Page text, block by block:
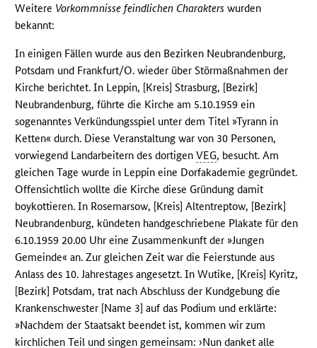
Weitere Vorkommnisse feindlichen Charakters wurden
bekannt:
In einigen Fällen wurde aus den Bezirken Neubrandenburg,
Potsdam und Frankfurt/O. wieder über Störmaßnahmen der
Kirche berichtet. In Leppin, [Kreis] Strasburg, [Bezirk]
Neubrandenburg, führte die Kirche am 5.10.1959 ein
sogenanntes Verkündungsspiel unter dem Titel »Tyrann in
Ketten« durch. Diese Veranstaltung war von 30 Personen,
vorwiegend Landarbeitern des dortigenVEG, besucht. Am
gleichen Tage wurde in Leppin eine Dorfakademie gegründet.
Offensichtlich wollte die Kirche diese Gründung damit
boykottieren. In Rosemarsow, [Kreis] Altentreptow, [Bezirk]
Neubrandenburg, kündeten handgeschriebene Plakate für den
6.10.1959 20.00 Uhr eine Zusammenkunft der »Jungen
Gemeinde« an. Zur gleichen Zeit war die Feierstunde aus
Anlass des 10. Jahrestages angesetzt. In Wutike, [Kreis] Kyritz,
[Bezirk] Potsdam, trat nach Abschluss der Kundgebung die
Krankenschwester [Name 3] auf das Podium und erklärte:
»Nachdem der Staatsakt beendet ist, kommen wir zum
kirchlichen Teil und singen gemeinsam: ›Nun danket alle